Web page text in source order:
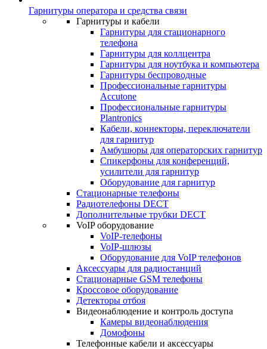
Гарнитуры оператора и средства связи
Гарнитуры и кабели
Гарнитуры для стационарного
телефона
Гарнитуры для коллцентра
Гарнитуры для ноутбука и компьютера
Гарнитуры беспроводные
Профессиональные гарнитуры
Accutone
Профессиональные гарнитуры
Plantronics
Кабели, коннекторы, переключатели
для гарнитур
Амбушюры для операторских гарнитур
Cпикерфоны для конференций,
усилители для гарнитур
Оборудование для гарнитур
Стационарные телефоны
Радиотелефоны DECT
Дополнительные трубки DECT
VoIP оборудование
VoIP-телефоны
VoIP-шлюзы
Оборудование для VoIP телефонов
Аксессуары для радиостанций
Стационарные GSM телефоны
Кроссовое оборудование
Детекторы отбоя
Видеонаблюдение и контроль доступа
Камеры видеонаблюдения
Домофоны
Телефонные кабели и аксессуары